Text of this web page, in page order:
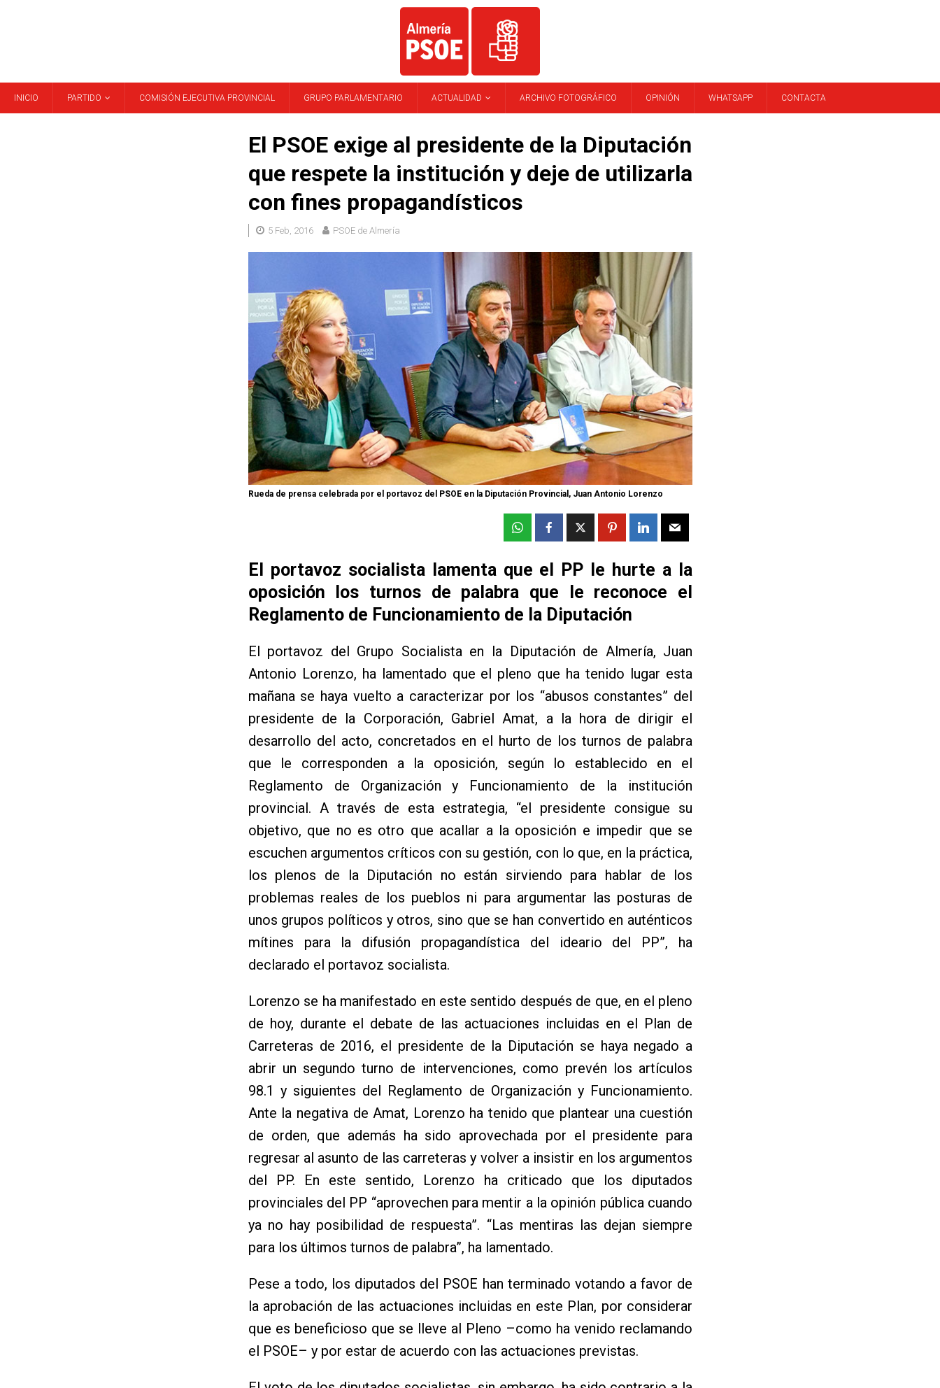
INICIO PARTIDO COMISIÓN EJECUTIVA PROVINCIAL GRUPO PARLAMENTARIO ACTUALIDAD ARCHIVO FOTOGRÁFICO OPINIÓN WHATSAPP CONTACTA
El PSOE exige al presidente de la Diputación
que respete la institución y deje de utilizarla
con fines propagandísticos
5 Feb, 2016 PSOE de Almería
Rueda de prensa celebrada por el portavoz del PSOE en la Diputación Provincial, Juan Antonio Lorenzo
El portavoz socialista lamenta que el PP le hurte a la
oposición los turnos de palabra que le reconoce el
Reglamento de Funcionamiento de la Diputación
El portavoz del Grupo Socialista en la Diputación de Almería, Juan
Antonio Lorenzo, ha lamentado que el pleno que ha tenido lugar esta
mañana se haya vuelto a caracterizar por los “abusos constantes” del
presidente de la Corporación, Gabriel Amat, a la hora de dirigir el
desarrollo del acto, concretados en el hurto de los turnos de palabra
que le corresponden a la oposición, según lo establecido en el
Reglamento de Organización y Funcionamiento de la institución
provincial. A través de esta estrategia, “el presidente consigue su
objetivo, que no es otro que acallar a la oposición e impedir que se
escuchen argumentos críticos con su gestión, con lo que, en la práctica,
los plenos de la Diputación no están sirviendo para hablar de los
problemas reales de los pueblos ni para argumentar las posturas de
unos grupos políticos y otros, sino que se han convertido en auténticos
mítines para la difusión propagandística del ideario del PP”, ha
declarado el portavoz socialista.
Lorenzo se ha manifestado en este sentido después de que, en el pleno
de hoy, durante el debate de las actuaciones incluidas en el Plan de
Carreteras de 2016, el presidente de la Diputación se haya negado a
abrir un segundo turno de intervenciones, como prevén los artículos
98.1 y siguientes del Reglamento de Organización y Funcionamiento.
Ante la negativa de Amat, Lorenzo ha tenido que plantear una cuestión
de orden, que además ha sido aprovechada por el presidente para
regresar al asunto de las carreteras y volver a insistir en los argumentos
del PP. En este sentido, Lorenzo ha criticado que los diputados
provinciales del PP “aprovechen para mentir a la opinión pública cuando
ya no hay posibilidad de respuesta”. “Las mentiras las dejan siempre
para los últimos turnos de palabra”, ha lamentado.
Pese a todo, los diputados del PSOE han terminado votando a favor de
la aprobación de las actuaciones incluidas en este Plan, por considerar
que es beneficioso que se lleve al Pleno –como ha venido reclamando
el PSOE– y por estar de acuerdo con las actuaciones previstas.